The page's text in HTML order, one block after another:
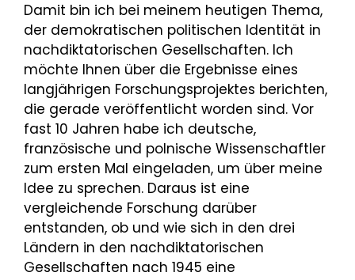
Damit bin ich bei meinem heutigen Thema,
der demokratischen politischen Identität in
nachdiktatorischen Gesellschaften. Ich
möchte Ihnen über die Ergebnisse eines
langjährigen Forschungsprojektes berichten,
die gerade veröffentlicht worden sind. Vor
fast 10 Jahren habe ich deutsche,
französische und polnische Wissenschaftler
zum ersten Mal eingeladen, um über meine
Idee zu sprechen. Daraus ist eine
vergleichende Forschung darüber
entstanden, ob und wie sich in den drei
Ländern in den nachdiktatorischen
Gesellschaften nach 1945 eine